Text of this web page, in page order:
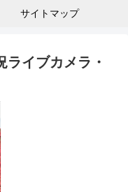
サイトマップ
イブカメラ・